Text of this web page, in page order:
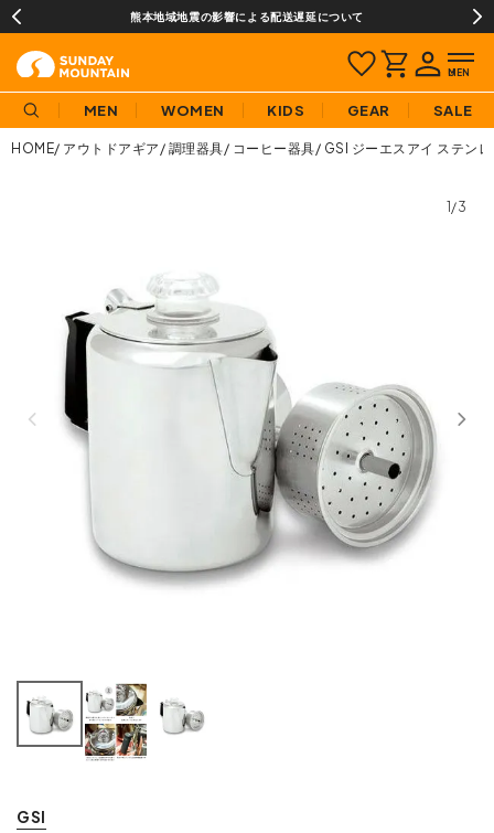
熊本地域地震の影響による配送遅延について
MEN WOMEN KIDS GEAR SALE
HOME アウトドアギア 調理器具 コーヒー器具 GSI ジーエスアイ ステン
1/3
GSI